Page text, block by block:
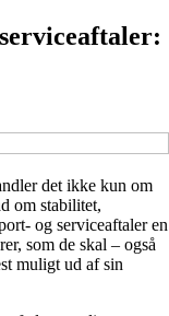
det ikke kun om
om stabilitet,
og serviceaftaler en
som de skal – også
muligt ud af sin